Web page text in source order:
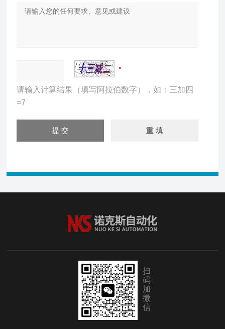
请输入计算结果（填写阿拉伯数字），如：三加四
=7
扫
码
加
微
信